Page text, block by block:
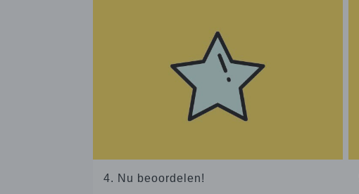
4. Nu beoordelen!